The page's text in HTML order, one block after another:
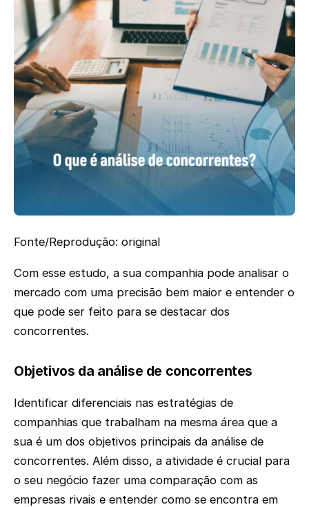
Fonte/Reprodução: original
Com esse estudo, a sua companhia pode analisar o
mercado com uma precisão bem maior e entender o
que pode ser feito para se destacar dos
concorrentes.
Objetivos da análise de concorrentes
Identificar diferenciais nas estratégias de
companhias que trabalham na mesma área que a
sua é um dos objetivos principais da análise de
concorrentes. Além disso, a atividade é crucial para
o seu negócio fazer uma comparação com as
empresas rivais e entender como se encontra em